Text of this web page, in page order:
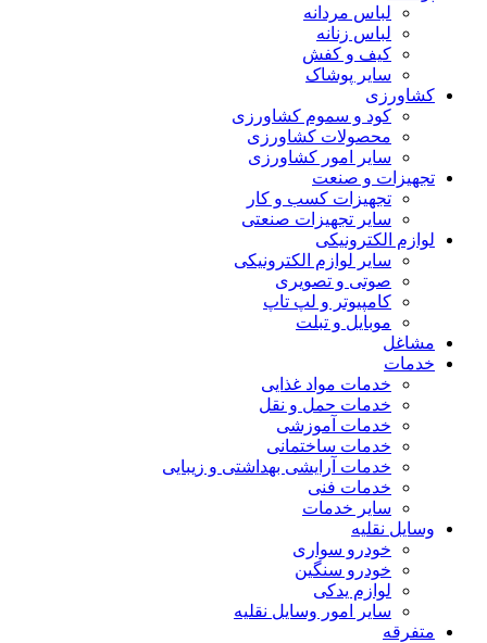
لباس مردانه
لباس زنانه
کیف و کفش
سایر پوشاک
کشاورزی
کود و سموم کشاورزی
محصولات کشاورزی
سایر امور کشاورزی
تجهیزات و صنعت
تجهیزات کسب و کار
سایر تجهیزات صنعتی
لوازم الکترونیکی
سایر لوازم الکترونیکی
صوتی و تصویری
کامپیوتر و لپ تاپ
موبایل و تبلت
مشاغل
خدمات
خدمات مواد غذایی
خدمات حمل و نقل
خدمات آموزشی
خدمات ساختمانی
خدمات آرایشی بهداشتی و زیبایی
خدمات فنی
سایر خدمات
وسایل نقلیه
خودرو سواری
خودرو سنگین
لوازم یدکی
سایر امور وسایل نقلیه
متفرقه